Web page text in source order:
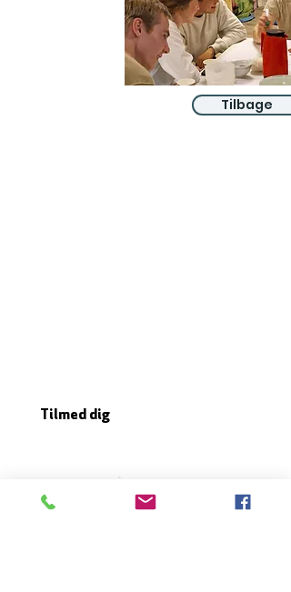
Tilbage
Tilmed dig
Open: Tuesday-Friday 9:30 - 14:00
Tel: (+45)